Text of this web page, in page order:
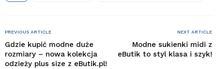
PREVIOUS ARTICLE
Gdzie kupić modne duże
rozmiary – nowa kolekcja
odzieży plus size z eButik.pl!
NEXT ARTICLE
Modne sukienki midi z
eButik to styl klasa i szyk!